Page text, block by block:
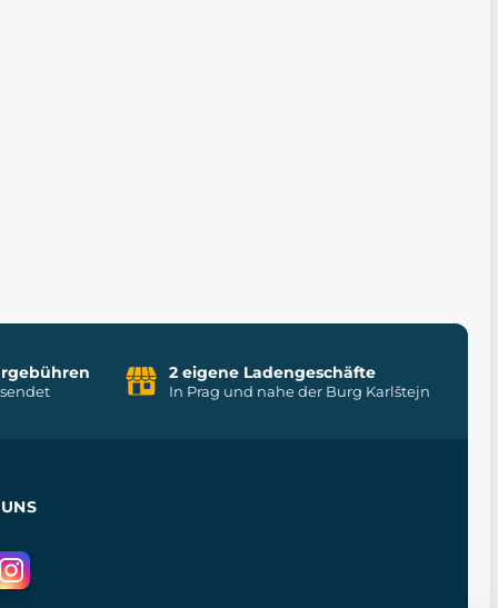
2 eigene Ladengeschäfte
In Prag und nahe der Burg Karlštejn